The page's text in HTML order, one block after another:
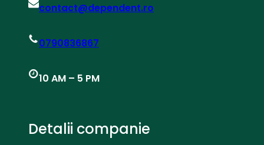
contact@dependent.ro
0790836867
10 AM – 5 PM
Detalii companie